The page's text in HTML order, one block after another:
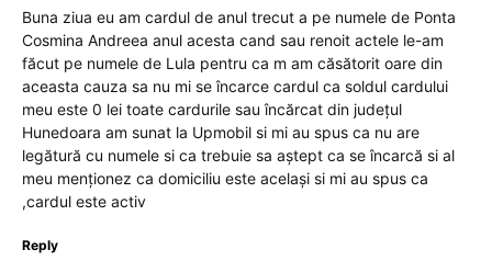
Buna ziua eu am cardul de anul trecut a pe numele de Ponta
Cosmina Andreea anul acesta cand sau renoit actele le-am
făcut pe numele de Lula pentru ca m am căsătorit oare din
aceasta cauza sa nu mi se încarce cardul ca soldul cardului
meu este 0 lei toate cardurile sau încărcat din județul
Hunedoara am sunat la Upmobil si mi au spus ca nu are
legătură cu numele si ca trebuie sa aștept ca se încarcă si al
meu menționez ca domiciliu este același si mi au spus ca
,cardul este activ
Reply